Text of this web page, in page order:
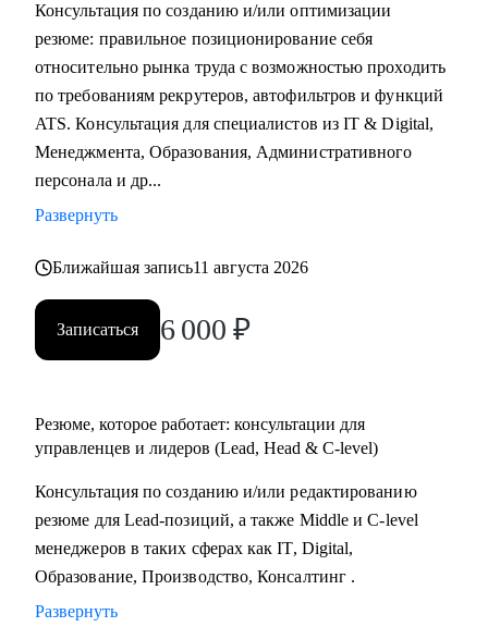
Операционным директором после годового перерыва от
full-time занятости.
• Трижды проходила переквалификацию, имею высшее
медицинское образование, опыт в сфере информационной
безопасности (Wallarm), Edtech (Geekbrains, Яндекс
Практикум, QA Guru) и высшего образования (Сколтех).
• Регулярно прохожу обучение на коротких курсах, чтобы
глубже разбираться в профессиях, по которым
Как я работаю:
клиента,
бренд,
крупных компаний.
Консультация по созданию и/или оптимизации
резюме: правильное позиционирование себя
относительно рынка труда с возможностью проходить
по требованиям рекрутеров, автофильтров и функций
ATS. Консультация для специалистов из IT & Digital,
Менеджмента, Образования, Административного
персонала и др...
Развернуть
Ближайшая запись11 августа 2026
Записаться 6 000 ₽
Резюме, которое работает: консультации для
управленцев и лидеров (Lead, Head & C-level)
Консультация по созданию и/или редактированию
резюме для Lead-позиций, а также Middle и C-level
менеджеров в таких сферах как IT, Digital,
Образование, Производство, Консалтинг .
Развернуть